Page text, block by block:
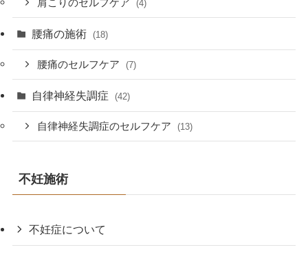
肩こりのセルフケア (4)
腰痛の施術 (18)
腰痛のセルフケア (7)
自律神経失調症 (42)
自律神経失調症のセルフケア (13)
不妊施術
不妊症について